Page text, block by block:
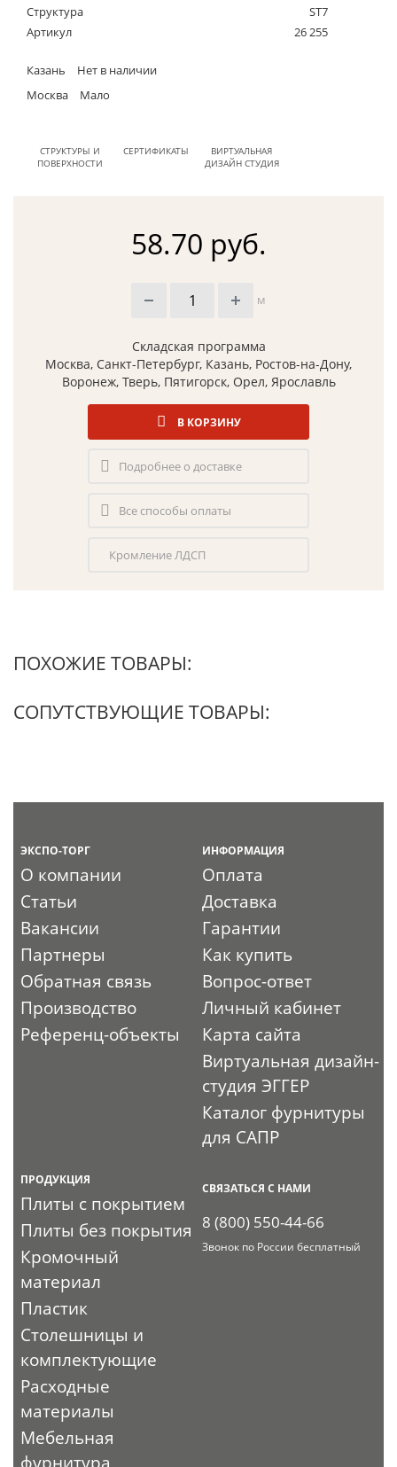
Структура
ST7
Артикул
26 255
Казань
Нет в наличии
Москва
Мало
СТРУКТУРЫ И
ПОВЕРХНОСТИ
СЕРТИФИКАТЫ
ВИРТУАЛЬНАЯ
ДИЗАЙН СТУДИЯ
58.70 руб.
м
Складская программа
Москва, Санкт-Петербург, Казань, Ростов-на-Дону,
Воронеж, Тверь, Пятигорск, Орел, Ярославль
В КОРЗИНУ
Подробнее о доставке
Все способы оплаты
Кромление ЛДСП
ПОХОЖИЕ ТОВАРЫ:
СОПУТСТВУЮЩИЕ ТОВАРЫ:
ЭКСПО-ТОРГ
О компании
Статьи
Вакансии
Партнеры
Обратная связь
Производство
Референц-объекты
ИНФОРМАЦИЯ
Оплата
Доставка
Гарантии
Как купить
Вопрос-ответ
Личный кабинет
Карта сайта
Виртуальная дизайн-
студия ЭГГЕР
Каталог фурнитуры
для САПР
ПРОДУКЦИЯ
Плиты с покрытием
Плиты без покрытия
Кромочный
материал
Пластик
Столешницы и
комплектующие
Расходные
материалы
Мебельная
фурнитура
СВЯЗАТЬСЯ С НАМИ
8 (800) 550-44-66
Звонок по России бесплатный